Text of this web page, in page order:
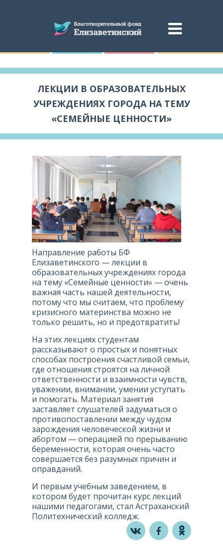
ЛЕКЦИИ В ОБРАЗОВАТЕЛЬНЫХ
УЧРЕЖДЕНИЯХ ГОРОДА НА ТЕМУ
«СЕМЕЙНЫЕ ЦЕННОСТИ»
Направление работы БФ
Елизаветинского — лекции в
образовательных учреждениях города
на тему «Семейные ценности» — очень
важная часть нашей деятельности,
потому что мы считаем, что проблему
кризисного материнства можно не
только решить, но и предотвратить!
На этих лекциях студентам
рассказывают о простых и понятных
способах построения счастливой семьи,
где отношения строятся на личной
ответственности и взаимности чувств,
уважении, внимании, умении уступать
и помогать. Материал занятия
заставляет слушателей задуматься о
противопоставлении между чудом
зарождения человеческой жизни и
абортом — операцией по прерыванию
беременности, которая очень часто
совершается без разумных причин и
оправданий.
И первым учебным заведением, в
котором будет прочитан курс лекций
нашими педагогами, стал Астраханский
Политехнический колледж.